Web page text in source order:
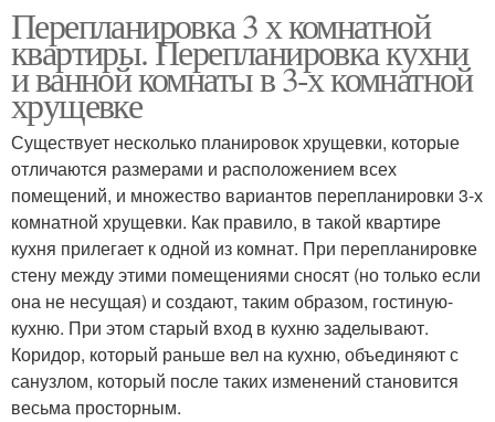
Перепланировка 3 х комнатной
квартиры. Перепланировка кухни
и ванной комнаты в 3-х комнатной
хрущевке
Существует несколько планировок хрущевки, которые
отличаются размерами и расположением всех
помещений, и множество вариантов перепланировки 3-х
комнатной хрущевки. Как правило, в такой квартире
кухня прилегает к одной из комнат. При перепланировке
стену между этими помещениями сносят (но только если
она не несущая) и создают, таким образом, гостиную-
кухню. При этом старый вход в кухню заделывают.
Коридор, который раньше вел на кухню, объединяют с
санузлом, который после таких изменений становится
весьма просторным.